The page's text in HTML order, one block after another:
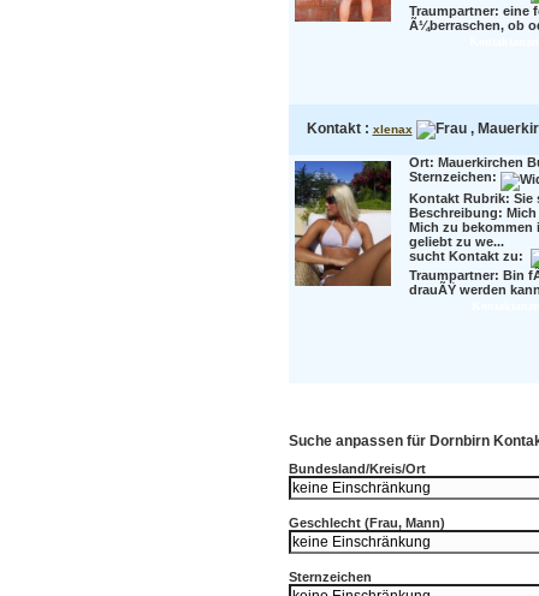
Traumpartner: eine
Ã¼berraschen, ob
Kontakt : xlenax ,
Ort: Mauerkirchen
Sternzeichen:
Kontakt Rubrik: Sie
Beschreibung:
Mich zu bekommen
geliebt zu we...
sucht Kontakt zu:
Traumpartner: Bin
drauÃŸ werden
Suche anpassen für Dornbirn
Bundesland/Kreis/Ort
Geschlecht (Frau, Mann)
Sternzeichen